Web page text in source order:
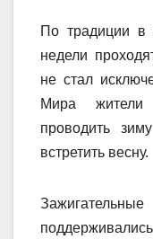
По традиции в
недели
не стал
Мира жители
проводить
встретить весну.